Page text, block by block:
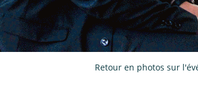
Retour en photos sur